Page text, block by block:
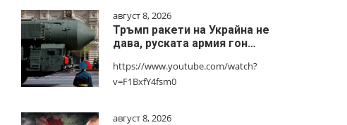
август 8, 2026
Тръмп ракети на Украйна не
дава, руската армия гон…
https://www.youtube.com/watch?
v=F1BxfY4fsm0
август 8, 2026